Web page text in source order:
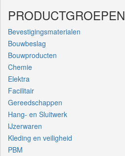
PRODUCTGROEPEN
Bevestigingsmaterialen
Bouwbeslag
Bouwproducten
Chemie
Elektra
Facilitair
Gereedschappen
Hang- en Sluitwerk
IJzerwaren
Kleding en veiligheid
PBM